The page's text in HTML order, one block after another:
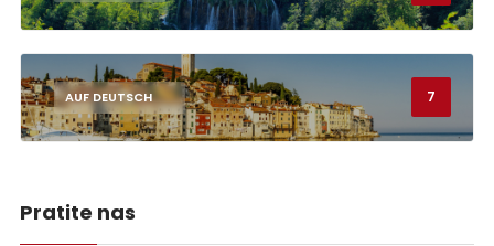
AUF DEUTSCH 7
Pratite nas